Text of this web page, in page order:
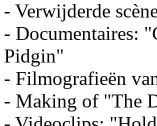
- Verwijderde
- Documentaires:
Pidgin"
- Filmografieën
- Making of "The